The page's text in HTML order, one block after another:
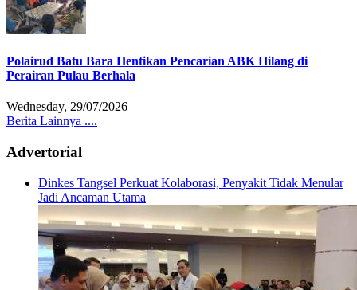
Polairud Batu Bara Hentikan Pencarian ABK Hilang di
Perairan Pulau Berhala
Wednesday, 29/07/2026
Berita Lainnya ....
Advertorial
Dinkes Tangsel Perkuat Kolaborasi, Penyakit Tidak Menular
Jadi Ancaman Utama